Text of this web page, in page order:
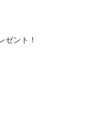
ゼント！